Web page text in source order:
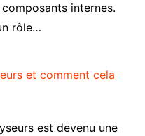
internes.
rôle…
et comment cela
est devenu une